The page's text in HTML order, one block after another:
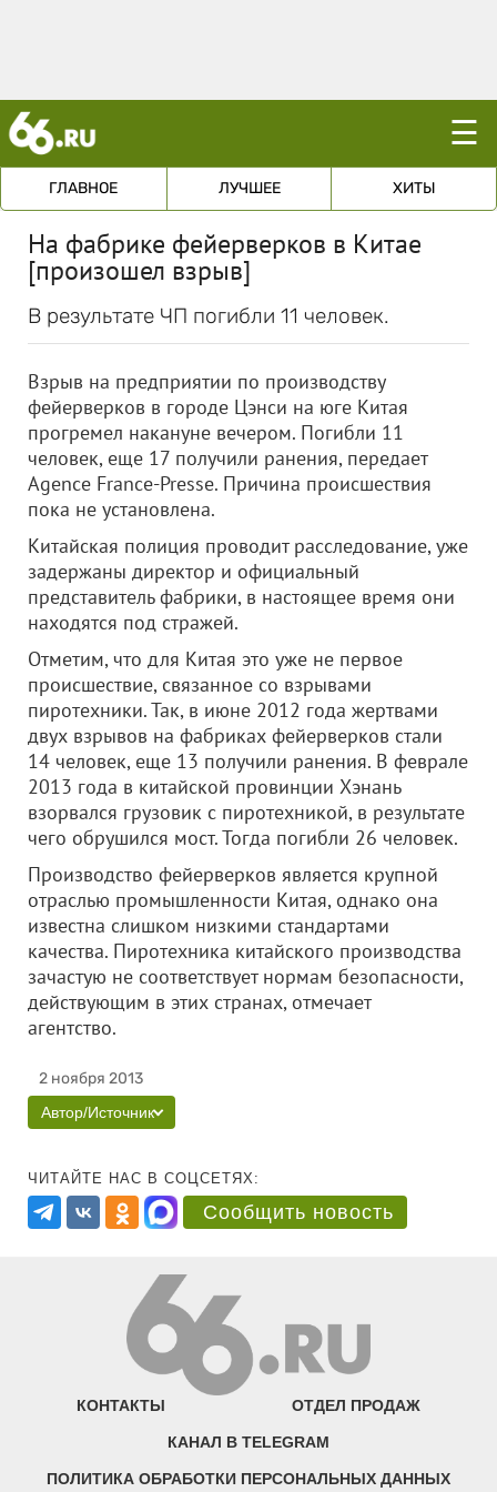
☰
ГЛАВНОЕ ЛУЧШЕЕ ХИТЫ
На фабрике фейерверков в Китае
[произошел взрыв]
В результате ЧП погибли 11 человек.
Взрыв на предприятии по производству
фейерверков в городе Цэнси на юге Китая
прогремел накануне вечером. Погибли 11
человек, еще 17 получили ранения, передает
Agence France-Presse. Причина происшествия
пока не установлена.
Китайская полиция проводит расследование, уже
задержаны директор и официальный
представитель фабрики, в настоящее время они
находятся под стражей.
Отметим, что для Китая это уже не первое
происшествие, связанное со взрывами
пиротехники. Так, в июне 2012 года жертвами
двух взрывов на фабриках фейерверков стали
14 человек, еще 13 получили ранения. В феврале
2013 года в китайской провинции Хэнань
взорвался грузовик с пиротехникой, в результате
чего обрушился мост. Тогда погибли 26 человек.
Производство фейерверков является крупной
отраслью промышленности Китая, однако она
известна слишком низкими стандартами
качества. Пиротехника китайского производства
зачастую не соответствует нормам безопасности,
действующим в этих странах, отмечает
агентство.
2 ноября 2013
Автор/Источник
ЧИТАЙТЕ НАС В СОЦСЕТЯХ:
Сообщить новость
КОНТАКТЫ ОТДЕЛ ПРОДАЖ
КАНАЛ В TELEGRAM
ПОЛИТИКА ОБРАБОТКИ ПЕРСОНАЛЬНЫХ ДАННЫХ